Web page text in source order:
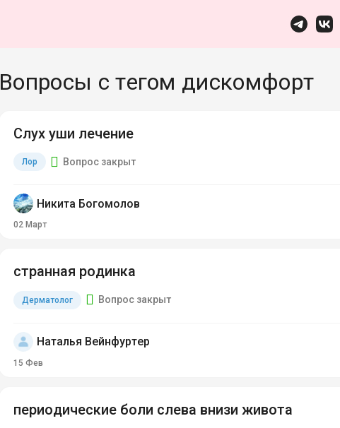
Вопросы с тегом дискомфорт
Слух уши лечение
Лор Вопрос закрыт
Никита Богомолов
02 Март
странная родинка
Дерматолог Вопрос закрыт
Наталья Вейнфуртер
15 Фев
периодические боли слева внизи живота